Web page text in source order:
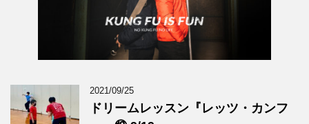
2021/09/25
ドリームレッスン『レッツ・カンフ